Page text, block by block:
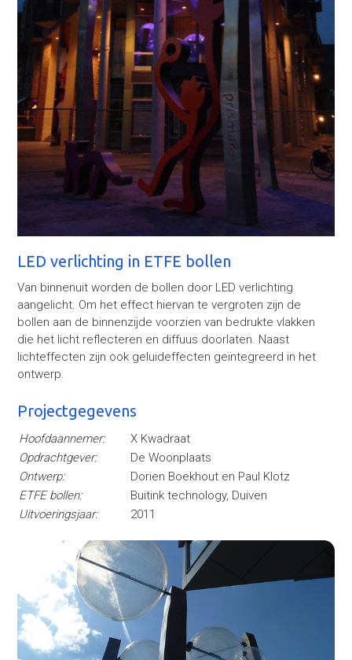
LED verlichting in ETFE bollen
Van binnenuit worden de bollen door LED verlichting
aangelicht. Om het effect hiervan te vergroten zijn de
bollen aan de binnenzijde voorzien van bedrukte vlakken
die het licht reflecteren en diffuus doorlaten. Naast
lichteffecten zijn ook geluideffecten geïntegreerd in het
ontwerp.
Projectgegevens
Hoofdaannemer:
X Kwadraat
Opdrachtgever:
De Woonplaats
Ontwerp:
Dorien Boekhout en Paul Klotz
ETFE bollen:
Buitink technology, Duiven
Uitvoeringsjaar:
2011